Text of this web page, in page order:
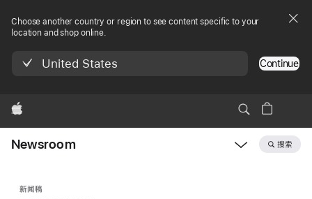
Choose another country or region to see content specific to your
location and shop online.
United States Continue
Apple
Newsroom 搜索
新闻稿